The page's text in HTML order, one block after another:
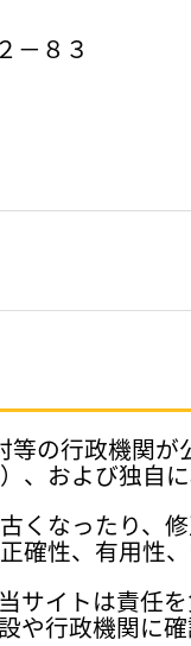
－８３
の行政機関
および独自
くなったり、
性、有用性
サイトは責任
行政機関に